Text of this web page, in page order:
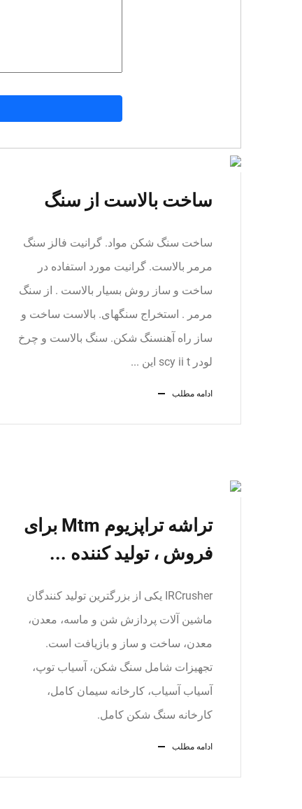
ساخت بالاست از سنگ
ساخت سنگ شکن مواد. گرانیت فالز سنگ
مرمر بالاست. گرانیت مورد استفاده در
ساخت و ساز روش بسیار بالاست . از سنگ
مرمر . استخراج سنگهای. بالاست ساخت و
ساز راه آهنسنگ شکن. سنگ بالاست و چرخ
لودر scy ii t این ...
ادامه مطلب
تراشه تراپزیوم Mtm برای
فروش ، تولید کننده ...
IRCrusher یکی از بزرگترین تولید کنندگان
ماشین آلات پردازش شن و ماسه، معدن،
معدن، ساخت و ساز و بازیافت است.
تجهیزات شامل سنگ شکن، آسیاب توپ،
آسیاب آسیاب، کارخانه سیمان کامل،
کارخانه سنگ شکن کامل.
ادامه مطلب